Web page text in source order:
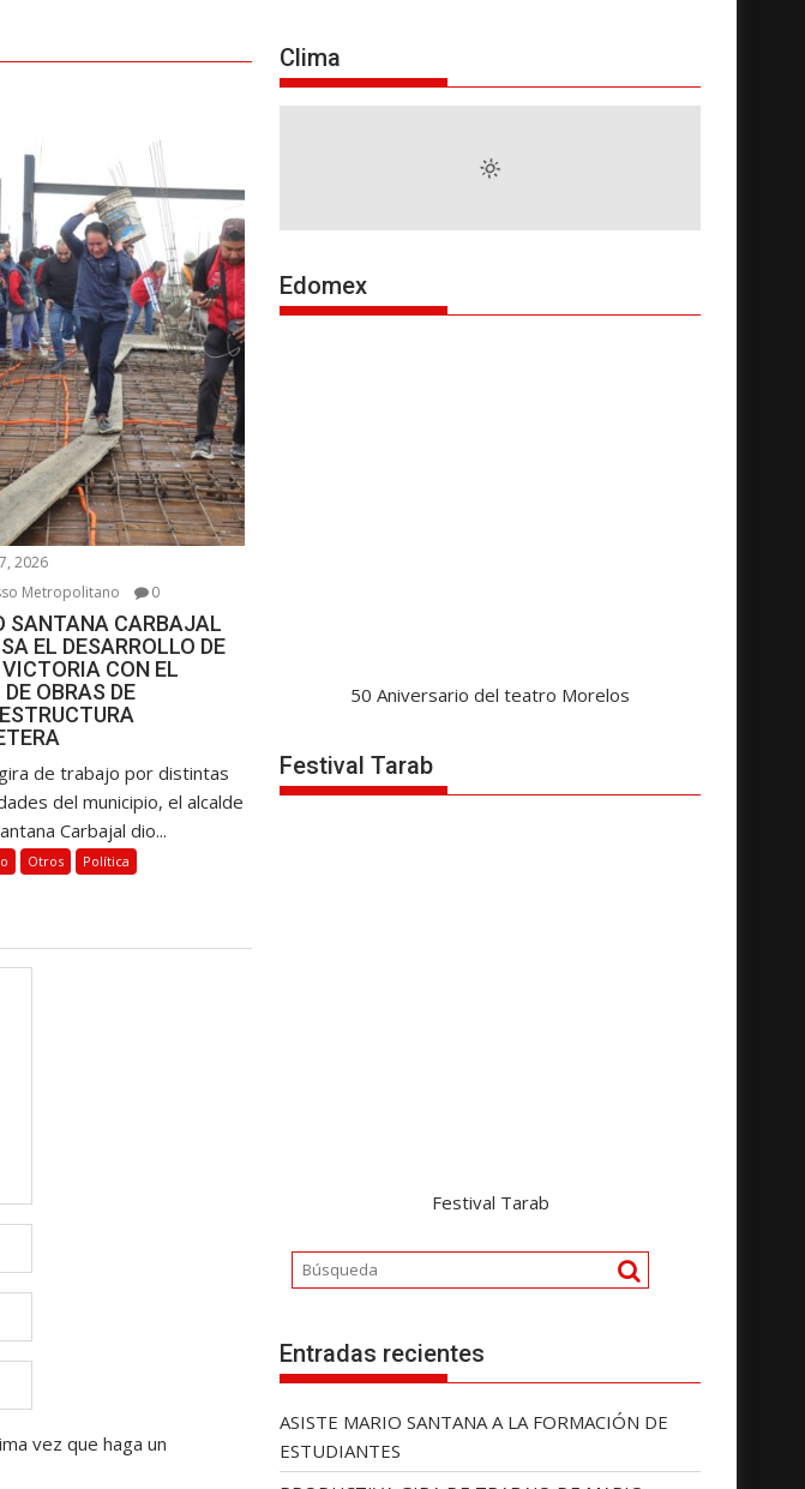
2026
Metropolitano
0
SANTANA CARBAJAL
EL DESARROLLO DE
CON EL
OBRAS DE
de trabajo por distintas
del municipio, el alcalde
Carbajal dio...
Otros Política
vez que haga un
Clima
Edomex
50 Aniversario del teatro Morelos
Festival Tarab
Festival Tarab
Entradas recientes
ASISTE MARIO SANTANA A LA FORMACIÓN DE
ESTUDIANTES